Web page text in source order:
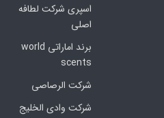
اسپری شرکت لطافه
اصلی
برند اماراتی world
scents
شرکت الرصاصی
شرکت وادی الخلیج